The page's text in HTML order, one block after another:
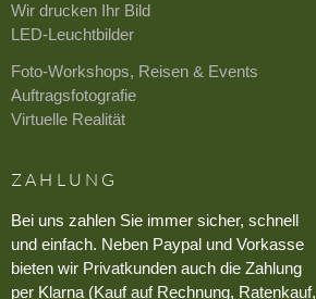
Wir drucken Ihr Bild
LED-Leuchtbilder
Foto-Workshops, Reisen & Events
Auftragsfotografie
Virtuelle Realität
ZAHLUNG
Bei uns zahlen Sie immer sicher, schnell
und einfach. Neben Paypal und Vorkasse
bieten wir Privatkunden auch die Zahlung
per Klarna (Kauf auf Rechnung, Ratenkauf,